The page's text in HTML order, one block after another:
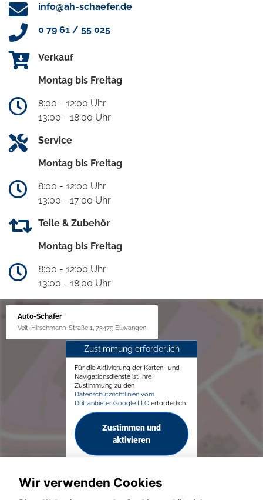
info@ah-schaefer.de
0 79 61 / 55 025
Verkauf
Montag bis Freitag
8:00 - 12:00 Uhr
13:00 - 18:00 Uhr
Service
Montag bis Freitag
8:00 - 12:00 Uhr
13:00 - 17:00 Uhr
Teile & Zubehör
Montag bis Freitag
8:00 - 12:00 Uhr
13:00 - 18:00 Uhr
Auto-Schäfer
Veit-Hirschmann-Straße 1, 73479 Ellwangen
Zustimmung erforderlich
Für die Aktivierung der Karten- und
Navigationsdienste ist Ihre
Zustimmung zu den
Datenschutzrichtlinien vom
Drittanbieter Google LLC erforderlich.
Zustimmen und
aktivieren
Wir verwenden Cookies